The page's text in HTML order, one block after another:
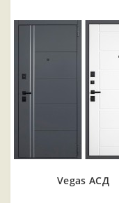
Vegas АСД